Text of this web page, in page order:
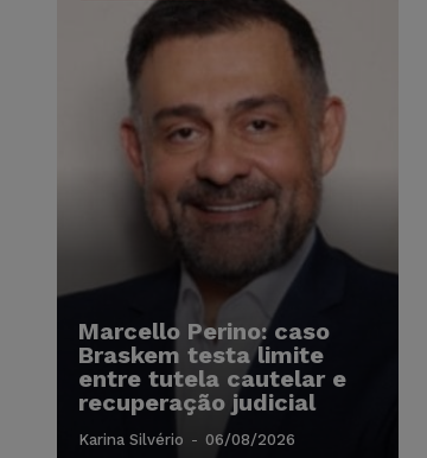
Marcello Perino: caso
Braskem testa limite
entre tutela cautelar e
recuperação judicial
Karina Silvério - 06/08/2026